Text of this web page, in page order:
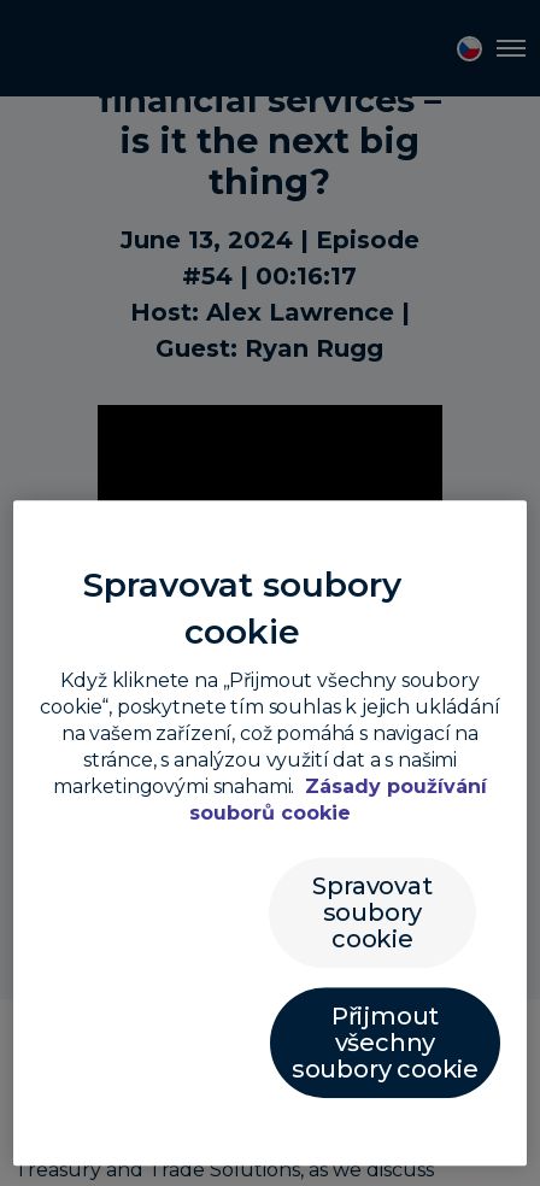
financial services –
is it the next big
thing?
June 13, 2024
Episode
#54
00:16:17
Host: Alex Lawrence
Guest: Ryan Rugg
Also listen here:
Recorded live at Money2020 EU on 6/4/24!
Treasury and Trade Solutions, as we discuss
Spravovat soubory
cookie
Když kliknete na „Přijmout všechny soubory
cookie“, poskytnete tím souhlas k jejich ukládání
na vašem zařízení, což pomáhá s navigací na
stránce, s analýzou využití dat a s našimi
marketingovými snahami. Zásady používání
souborů cookie
Spravovat
soubory
cookie
Přijmout
všechny
soubory cookie